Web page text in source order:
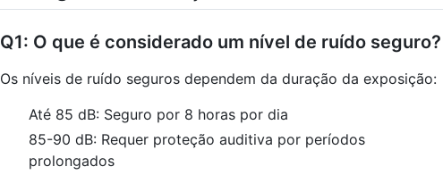
Q1: O que é considerado um nível de ruído seguro?
Os níveis de ruído seguros dependem da duração da exposição:
Até 85 dB: Seguro por 8 horas por dia
85-90 dB: Requer proteção auditiva por períodos
prolongados